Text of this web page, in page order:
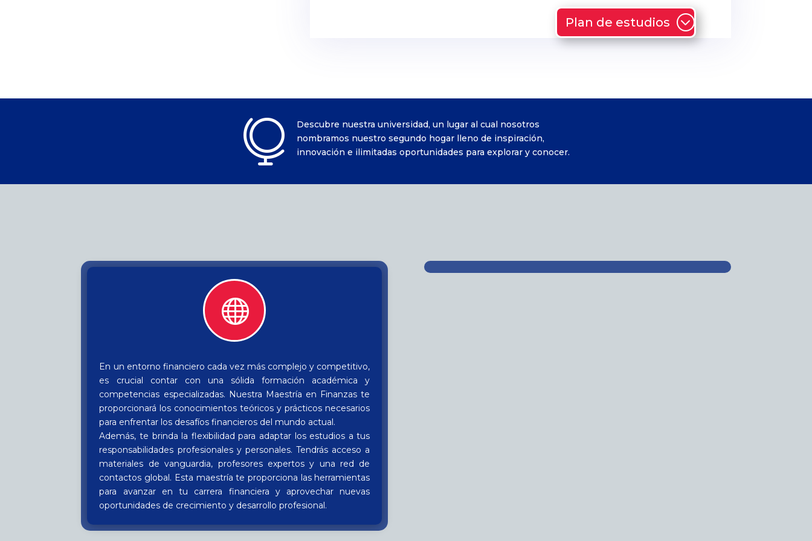
Plan de estudios

Descubre nuestra universidad, un lugar al cual nosotros
nombramos nuestro segundo hogar lleno de inspiración,
innovación e ilimitadas oportunidades para explorar y conocer.

En un entorno financiero cada vez más complejo y competitivo,
es crucial contar con una sólida formación académica y
competencias especializadas. Nuestra Maestría en Finanzas te
proporcionará los conocimientos teóricos y prácticos necesarios
para enfrentar los desafíos financieros del mundo actual.
Además, te brinda la flexibilidad para adaptar los estudios a tus
responsabilidades profesionales y personales. Tendrás acceso a
materiales de vanguardia, profesores expertos y una red de
contactos global. Esta maestría te proporciona las herramientas
para avanzar en tu carrera financiera y aprovechar nuevas
oportunidades de crecimiento y desarrollo profesional.